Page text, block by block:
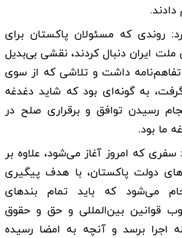
دادند.
روندی که مسئولان پاکستان برای
ایران دنبال کردند، نقشی بی‌بدیل
داشت و تلاشی که از سوی
به گونه‌ای بود که شاید دغدغه
رسیدن توافق و برقراری صلح در
ما بود.
که امروز آغاز می‌شود، علاوه بر
دولت پاکستان، با هدف پیگیری
می‌شود که باید تمام بندهای
قوانین بین‌المللی و حق و حقوق
اجرا برسد و آنچه به امضا رسیده